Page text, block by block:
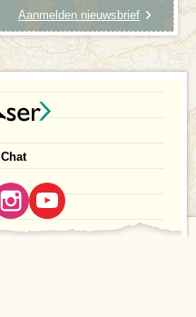
Aanmelden nieuwsbrief
Chat